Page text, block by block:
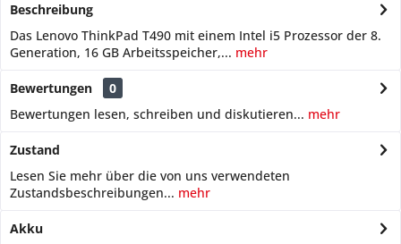
Beschreibung
Das Lenovo ThinkPad T490 mit einem Intel i5 Prozessor der 8.
Generation, 16 GB Arbeitsspeicher,... mehr
Bewertungen
0
Bewertungen lesen, schreiben und diskutieren... mehr
Zustand
Lesen Sie mehr über die von uns verwendeten
Zustandsbeschreibungen... mehr
Akku